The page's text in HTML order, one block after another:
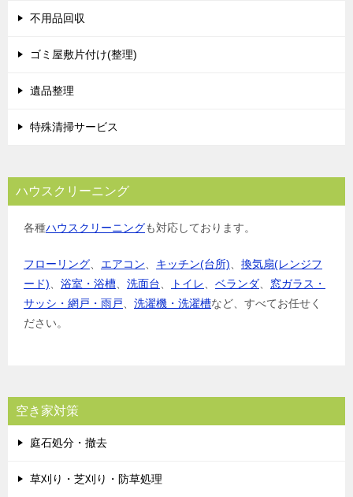
シ 不用品回収
ゴミ屋敷片付け(整理)
遺品整理
特殊清掃サービス
ハウスクリーニング
各種ハウスクリーニングも対応しております。
フローリング、 エアコン、 キッチン(台所)、 換気扇(レンジフ
ード)、 浴室・浴槽、 洗面台、 トイレ、 ベランダ、 窓ガラス・
サッシ・網戸・雨戸、 洗濯機・洗濯槽など、すべてお任せく
ださい。
空き家対策
庭石処分・撤去
草刈り・芝刈り・防草処理